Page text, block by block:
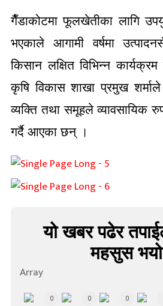
गैँडाकोटमा फूलखेतीका लागि
भएकाले आगामी वर्षमा
किसान लक्षित विभिन्न
कृषि विकास शाखा प्रमुख शर्माले
व्यक्ति तथा समूहले व्यावसायिक
गर्दै आएका छन् ।
यो खबर पढेर
महसुस
Array
0 0 0